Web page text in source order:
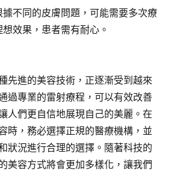
據不同的皮膚問題，可能需要多次療
效果，患者需有耐心。
先進的美容技術，正逐漸受到越來
過專業的雷射療程，可以有效改善
人們更自信地展現自己的美麗。在
時，務必選擇正規的醫療機構，並
狀況進行合理的選擇。隨著科技的
美容方式將會更加多樣化，讓我們